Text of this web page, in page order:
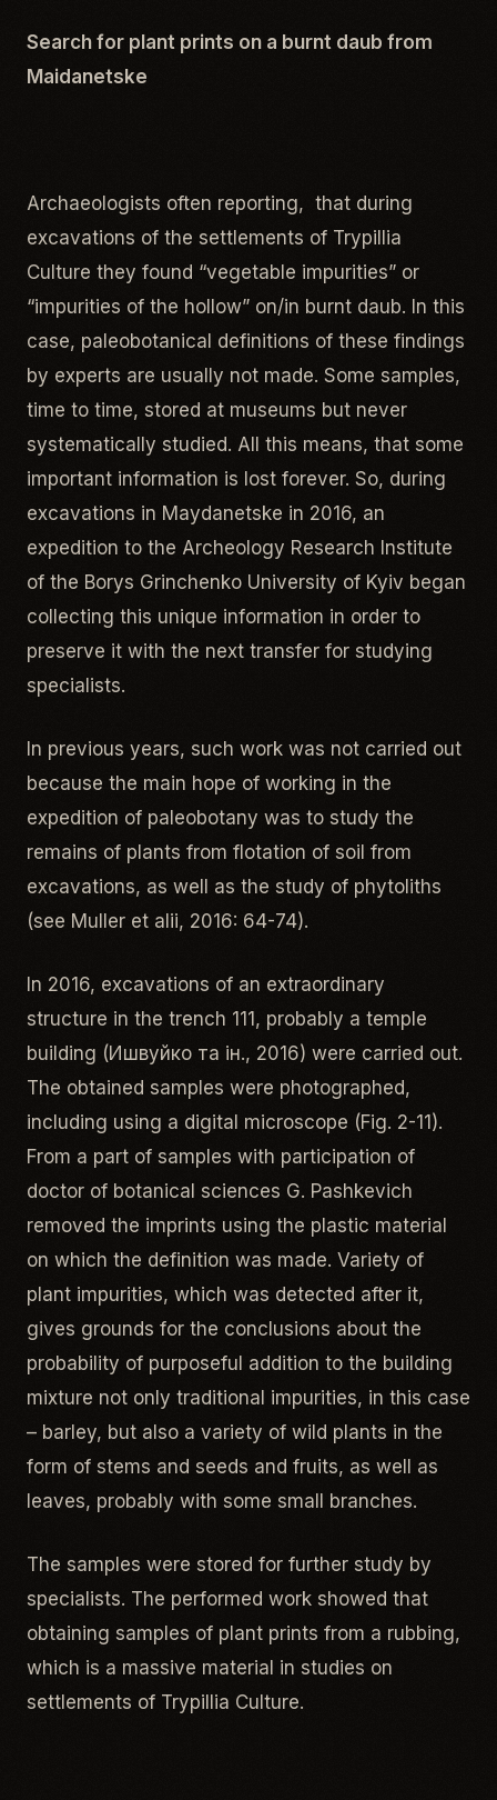
Search for plant prints on a burnt daub from
Maidanetske
Archaeologists often reporting, that during
excavations of the settlements of Trypillia
Culture they found “vegetable impurities” or
“impurities of the hollow” on/in burnt daub. In this
case, paleobotanical definitions of these findings
by experts are usually not made. Some samples,
time to time, stored at museums but never
systematically studied. All this means, that some
important information is lost forever. So, during
excavations in Maydanetske in 2016, an
expedition to the Archeology Research Institute
of the Borys Grinchenko University of Kyiv began
collecting this unique information in order to
preserve it with the next transfer for studying
specialists.
In previous years, such work was not carried out
because the main hope of working in the
expedition of paleobotany was to study the
remains of plants from flotation of soil from
excavations, as well as the study of phytoliths
(see Muller et alii, 2016: 64-74).
In 2016, excavations of an extraordinary
structure in the trench 111, probably a temple
building (Ишвуйко та ін., 2016) were carried out.
The obtained samples were photographed,
including using a digital microscope (Fig. 2-11).
From a part of samples with participation of
doctor of botanical sciences G. Pashkevich
removed the imprints using the plastic material
on which the definition was made. Variety of
plant impurities, which was detected after it,
gives grounds for the conclusions about the
probability of purposeful addition to the building
mixture not only traditional impurities, in this case
– barley, but also a variety of wild plants in the
form of stems and seeds and fruits, as well as
leaves, probably with some small branches.
The samples were stored for further study by
specialists. The performed work showed that
obtaining samples of plant prints from a rubbing,
which is a massive material in studies on
settlements of Trypillia Culture.